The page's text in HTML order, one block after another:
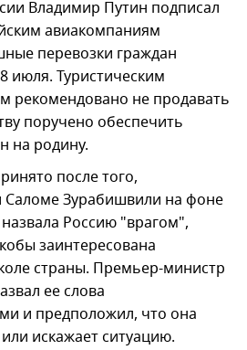
Владимир Путин подписал
авиакомпаниям
перевозки граждан
июля. Туристическим
рекомендовано не продавать
поручено обеспечить
на родину.
после того,
Саломе Зурабишвили на фоне
Россию "врагом",
заинтересована
страны. Премьер-министр
ее слова
и предположил, что она
искажает ситуацию.